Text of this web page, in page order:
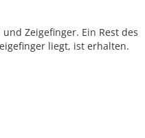
Zeigefinger. Ein Rest des
liegt, ist erhalten.